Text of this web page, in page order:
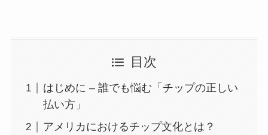
目次
はじめに – 誰でも悩む「チップの正しい
払い方」
アメリカにおけるチップ文化とは？